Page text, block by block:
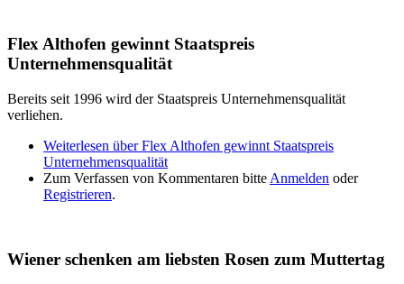
Flex Althofen gewinnt Staatspreis
Unternehmensqualität
Bereits seit 1996 wird der Staatspreis Unternehmensqualität
verliehen.
Weiterlesen über Flex Althofen gewinnt Staatspreis
Unternehmensqualität
Zum Verfassen von Kommentaren bitte Anmelden oder
Registrieren.
Wiener schenken am liebsten Rosen zum Muttertag